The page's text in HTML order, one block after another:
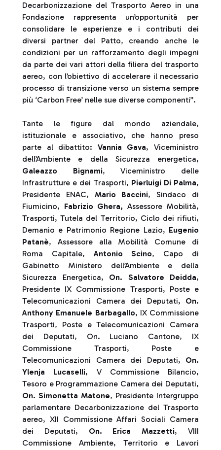
Decarbonizzazione del Trasporto Aereo in una
Fondazione rappresenta un’opportunità per
consolidare le esperienze e i contributi dei
diversi partner del Patto, creando anche le
condizioni per un rafforzamento degli impegni
da parte dei vari attori della filiera del trasporto
aereo, con l’obiettivo di accelerare il necessario
processo di transizione verso un sistema sempre
più ‘Carbon Free’ nelle sue diverse componenti”.
Tante le figure dal mondo aziendale,
istituzionale e associativo, che hanno preso
parte al dibattito: Vannia Gava, Viceministro
dell’Ambiente e della Sicurezza energetica,
Galeazzo Bignami, Viceministro delle
Infrastrutture e dei Trasporti, Pierluigi Di Palma,
Presidente ENAC, Mario Baccini, Sindaco di
Fiumicino, Fabrizio Ghera, Assessore Mobilità,
Trasporti, Tutela del Territorio, Ciclo dei rifiuti,
Demanio e Patrimonio Regione Lazio, Eugenio
Patanè, Assessore alla Mobilità Comune di
Roma Capitale,Antonio Scino, Capo di
Gabinetto Ministero dell’Ambiente e della
Sicurezza Energetica, On. Salvatore Deidda,
Presidente IX Commissione Trasporti, Poste e
Telecomunicazioni Camera dei Deputati, On.
Anthony Emanuele Barbagallo, IX Commissione
Trasporti, Poste e Telecomunicazioni Camera
dei Deputati, On. Luciano Cantone, IX
Commissione Trasporti, Poste e
Telecomunicazioni Camera dei Deputati, On.
Ylenja Lucaselli, V Commissione Bilancio,
Tesoro e Programmazione Camera dei Deputati,
On. Simonetta Matone, Presidente Intergruppo
parlamentare Decarbonizzazione del Trasporto
aereo, XII Commissione Affari Sociali Camera
dei Deputati, On. Erica Mazzetti, VIII
Commissione Ambiente, Territorio e Lavori